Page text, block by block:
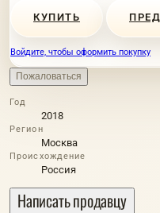
КУПИТЬ
Войдите, чтобы оформить покупку
Пожаловаться
Год
2018
Регион
Москва
Происхождение
Россия
Написать продавцу